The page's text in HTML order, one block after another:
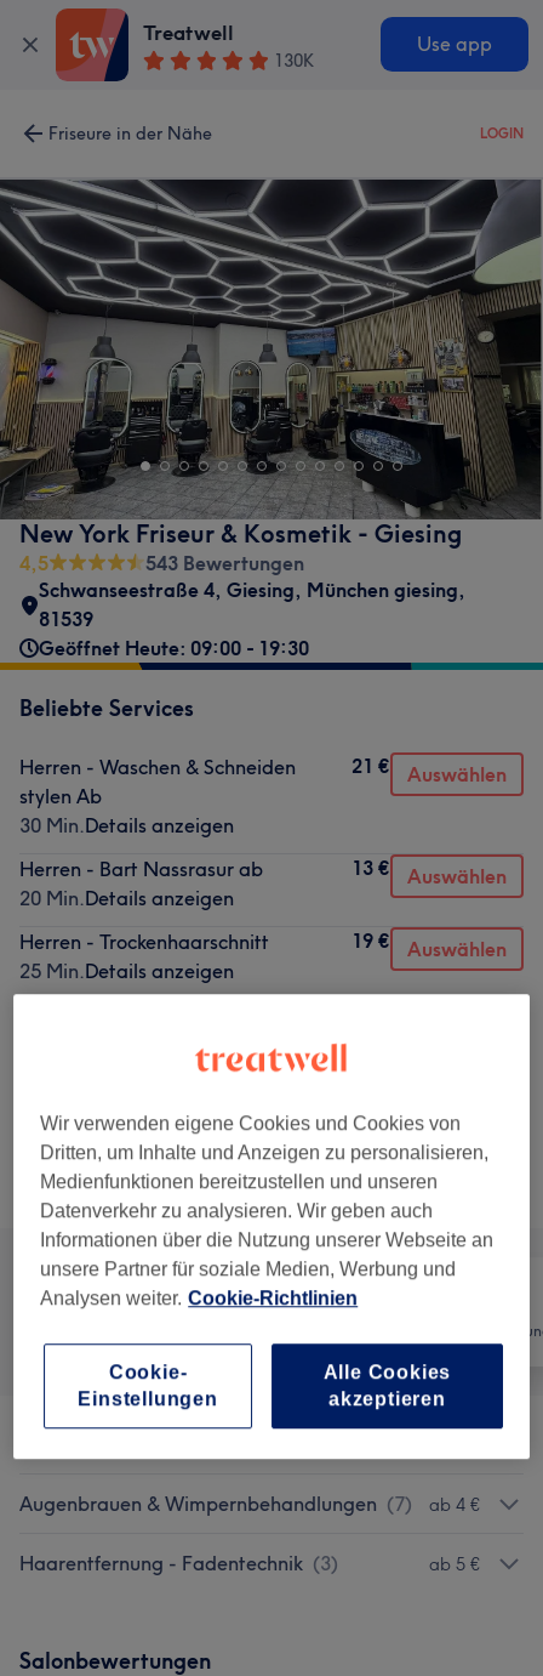
Treatwell
130K
Use app
Friseure in der Nähe LOGIN
New York Friseur & Kosmetik - Giesing
4,5
543 Bewertungen
Schwanseestraße 4, Giesing, München giesing,
81539
Geöffnet Heute: 09:00 - 19:30
Beliebte Services
Herren - Waschen & Schneiden
stylen Ab
30 Min.Details anzeigen
21 € Auswählen
Herren - Bart Nassrasur ab
20 Min.Details anzeigen
13 € Auswählen
Herren - Trockenhaarschnitt
25 Min.Details anzeigen
19 € Auswählen
Details anzeigen
20 Min.Details anzeigen
Alle Services
Augenbrauen & Wimpernbehandlungen (7) ab 4 €
Haarentfernung - Fadentechnik (3) ab 5 €
Salonbewertungen
Wir verwenden eigene Cookies und Cookies von
Dritten, um Inhalte und Anzeigen zu personalisieren,
Medienfunktionen bereitzustellen und unseren
Datenverkehr zu analysieren. Wir geben auch
Informationen über die Nutzung unserer Webseite an
unsere Partner für soziale Medien, Werbung und
Analysen weiter. Cookie-Richtlinien
Cookie-
Einstellungen
Alle Cookies
akzeptieren